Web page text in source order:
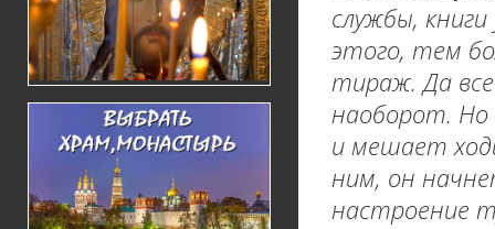
службы,
этого, тем
тираж. Да
наоборот. Но
и мешает
ним, он
настроение